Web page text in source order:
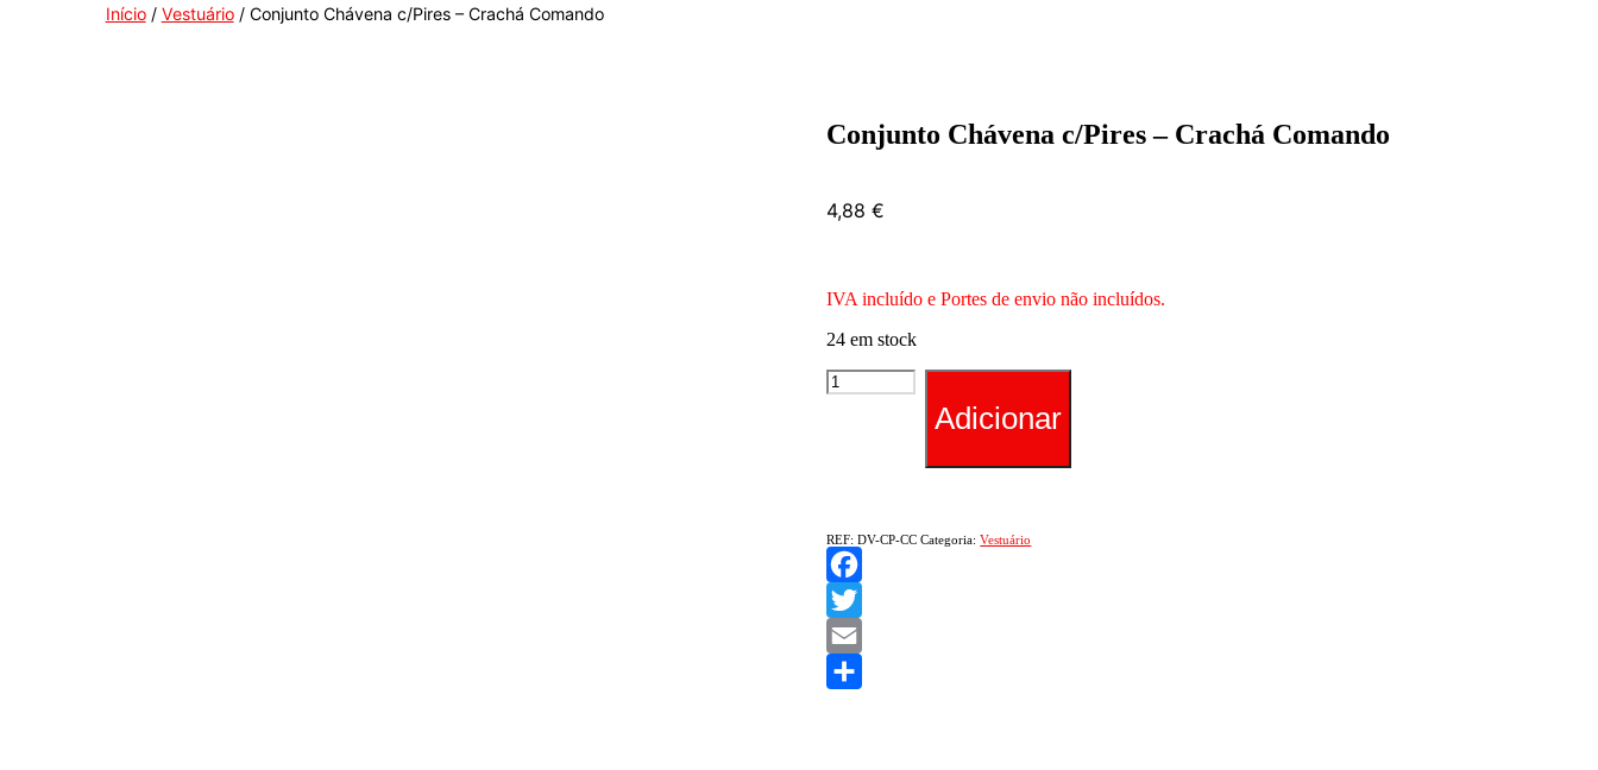
Início/ Vestuário/ Conjunto Chávena c/Pires – Crachá Comando
Conjunto Chávena c/Pires – Crachá Comando
4,88€
IVA incluído e Portes de envio não incluídos.
24 em stock
Quantidade
de
Adicionar
REF:DV-CP-CC Categoria:Vestuário
Facebook
Twitter
Email